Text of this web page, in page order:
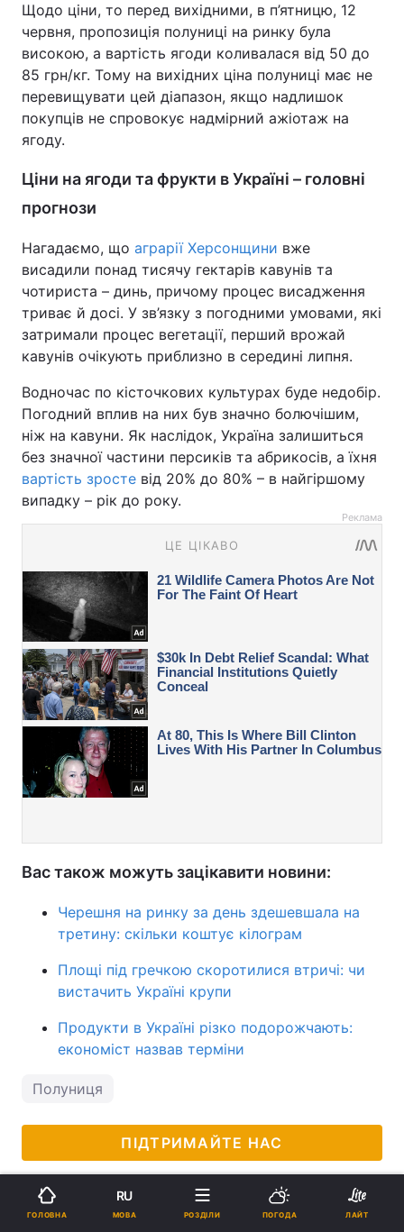
Щодо ціни, то перед вихідними, в п’ятницю, 12
червня, пропозиція полуниці на ринку була
високою, а вартість ягоди коливалася від 50 до
85 грн/кг. Тому на вихідних ціна полуниці має не
перевищувати цей діапазон, якщо надлишок
покупців не спровокує надмірний ажіотаж на
ягоду.
Ціни на ягоди та фрукти в Україні – головні
прогнози
Нагадаємо, що аграрії Херсонщини вже
висадили понад тисячу гектарів кавунів та
чотириста – динь, причому процес висадження
триває й досі. У зв’язку з погодними умовами, які
затримали процес вегетації, перший врожай
кавунів очікують приблизно в середині липня.
Водночас по кісточкових культурах буде недобір.
Погодний вплив на них був значно болючішим,
ніж на кавуни. Як наслідок, Україна залишиться
без значної частини персиків та абрикосів, а їхня
вартість зросте від 20% до 80% – в найгіршому
випадку – рік до року.
Реклама
Вас також можуть зацікавити новини:
Черешня на ринку за день здешевшала на
третину: скільки коштує кілограм
Площі під гречкою скоротилися втричі: чи
вистачить Україні крупи
Продукти в Україні різко подорожчають:
економіст назвав терміни
Полуниця
ПІДТРИМАЙТЕ НАС
ГОЛОВНА
RU
МОВА РОЗДІЛИ ПОГОДА ЛАЙТ